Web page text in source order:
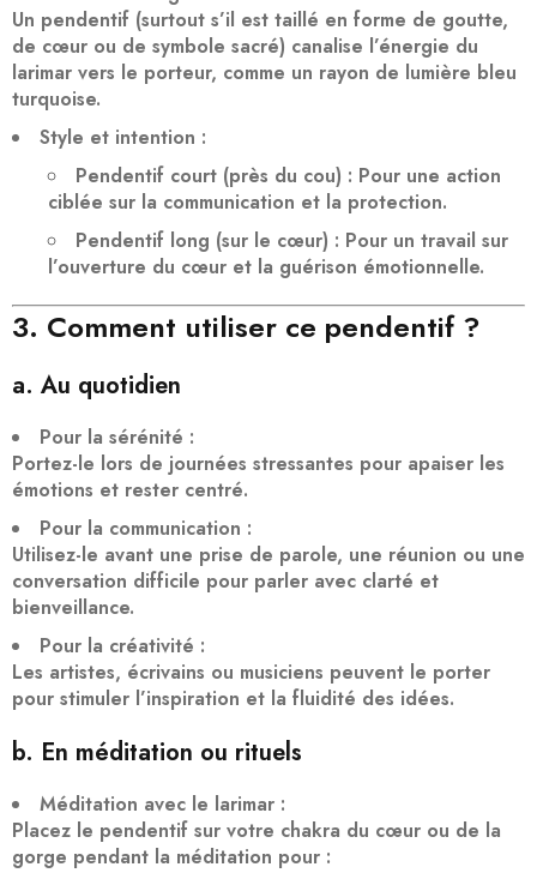
Un pendentif (surtout s’il est taillé en forme de goutte,
de cœur ou de symbole sacré) canalise l’énergie du
larimar vers le porteur, comme un rayon de lumière bleu
turquoise.
Style et intention :
Pendentif court (près du cou) : Pour une action
ciblée sur la communication et la protection.
Pendentif long (sur le cœur) : Pour un travail sur
l’ouverture du cœur et la guérison émotionnelle.
3. Comment utiliser ce pendentif ?
a. Au quotidien
Pour la sérénité :
Portez-le lors de journées stressantes pour apaiser les
émotions et rester centré.
Pour la communication :
Utilisez-le avant une prise de parole, une réunion ou une
conversation difficile pour parler avec clarté et
bienveillance.
Pour la créativité :
Les artistes, écrivains ou musiciens peuvent le porter
pour stimuler l’inspiration et la fluidité des idées.
b. En méditation ou rituels
Méditation avec le larimar :
Placez le pendentif sur votre chakra du cœur ou de la
gorge pendant la méditation pour :